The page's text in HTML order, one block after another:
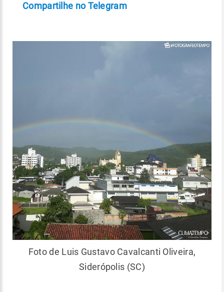
Compartilhe no Telegram
Foto de Luis Gustavo Cavalcanti Oliveira,
Siderópolis (SC)